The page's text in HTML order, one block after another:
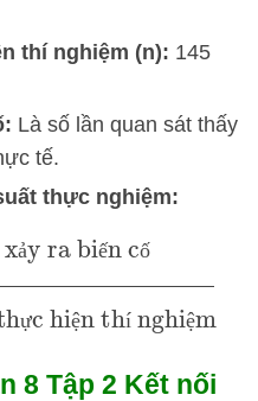
thí nghiệm (n): 145
Là số lần quan sát thấy
tế.
thực nghiệm:
ả ế ố
ự ệ í ệ
biến cốTổng số lần
thí nghiệm
8 Tập 2 Kết nối